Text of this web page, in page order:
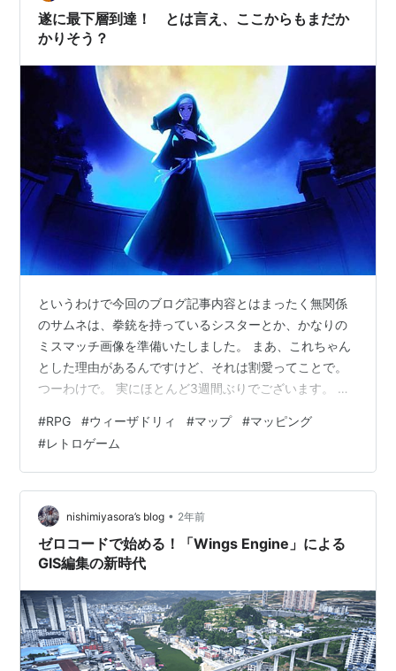
ミと己の権力強化に利用しようとした欲にまみれた自…
遂に最下層到達！ とは言え、ここからもまだか
かりそう？
というわけで今回のブログ記事内容とはまったく無関係
のサムネは、拳銃を持っているシスターとか、かなりの
ミスマッチ画像を準備いたしました。 まあ、これちゃん
とした理由があるんですけど、それは割愛ってことで。
つーわけで。 実にほとんど3週間ぶりでございます。 い
理由は、最近、このブログ記事の中心になっていて今や
ってるこちらのゲームの、 マッピングにかなりの力を入
れていたからでございます。 このウィーザドリィ。 前に
少し説明したかと思っているんだけど、ドラクエがお手
本にした海外生まれで根強い人気のRPGの先駆けと言っ
てもいいゲームでございまして、旅…
#RPG #ウィーザドリィ #マップ #マッピング
#レトロゲーム
nishimiyasora’s blog • 2年前
ゼロコードで始める！「Wings Engine」による
GIS編集の新時代